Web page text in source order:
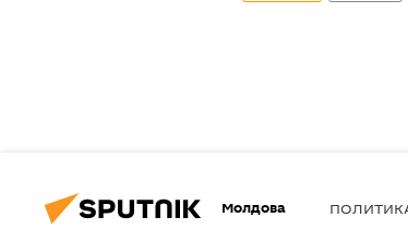
Молдова